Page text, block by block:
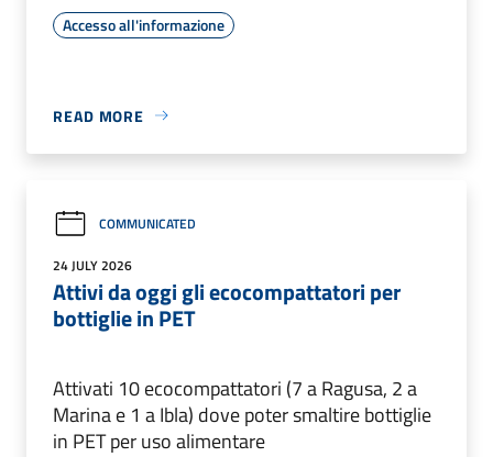
Accesso all'informazione
READ MORE
COMMUNICATED
24 JULY 2026
Attivi da oggi gli ecocompattatori per
bottiglie in PET
Attivati 10 ecocompattatori (7 a Ragusa, 2 a
Marina e 1 a Ibla) dove poter smaltire bottiglie
in PET per uso alimentare